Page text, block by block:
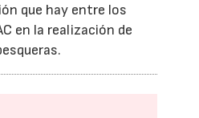
que hay entre los
en la realización de